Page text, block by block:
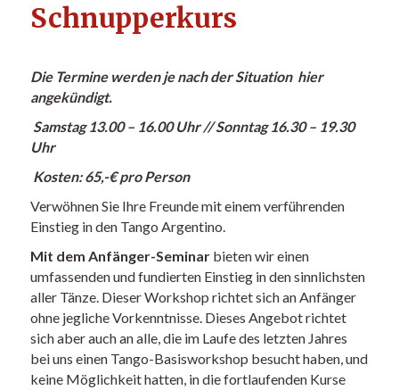
Schnupperkurs
Die Termine werden je nach der Situation hier
angekündigt.
Samstag 13.00 – 16.00 Uhr // Sonntag 16.30 – 19.30
Uhr
Kosten: 65,-€ pro Person
Verwöhnen Sie Ihre Freunde mit einem verführenden
Einstieg in den Tango Argentino.
Mit dem Anfänger-Seminar bieten wir einen
umfassenden und fundierten Einstieg in den sinnlichsten
aller Tänze. Dieser Workshop richtet sich an Anfänger
ohne jegliche Vorkenntnisse. Dieses Angebot richtet
sich aber auch an alle, die im Laufe des letzten Jahres
bei uns einen Tango-Basisworkshop besucht haben, und
keine Möglichkeit hatten, in die fortlaufenden Kurse